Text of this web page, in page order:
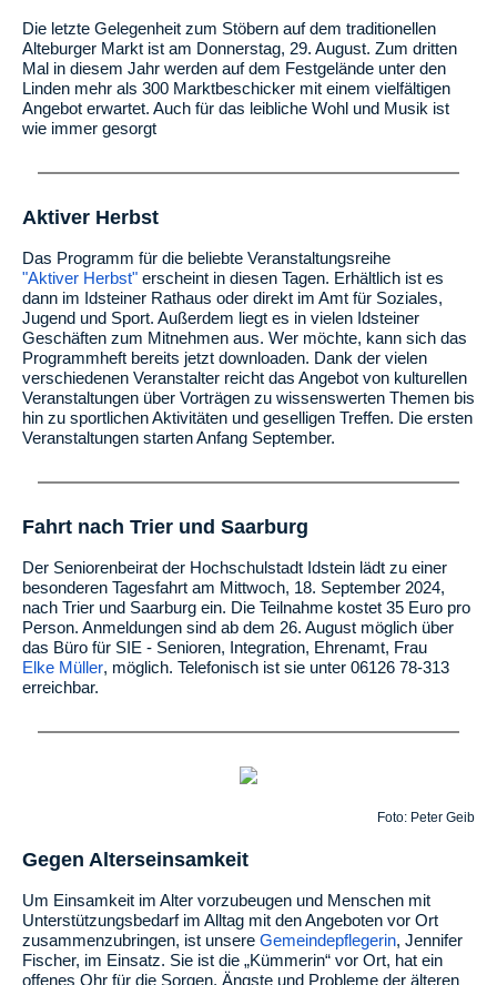
Die letzte Gelegenheit zum Stöbern auf dem traditionellen
Alteburger Markt ist am Donnerstag, 29. August. Zum dritten
Mal in diesem Jahr werden auf dem Festgelände unter den
Linden mehr als 300 Marktbeschicker mit einem vielfältigen
Angebot erwartet. Auch für das leibliche Wohl und Musik ist
wie immer gesorgt
Aktiver Herbst
Das Programm für die beliebte Veranstaltungsreihe
"Aktiver Herbst" erscheint in diesen Tagen. Erhältlich ist es
dann im Idsteiner Rathaus oder direkt im Amt für Soziales,
Jugend und Sport. Außerdem liegt es in vielen Idsteiner
Geschäften zum Mitnehmen aus. Wer möchte, kann sich das
Programmheft bereits jetzt downloaden. Dank der vielen
verschiedenen Veranstalter reicht das Angebot von kulturellen
Veranstaltungen über Vorträgen zu wissenswerten Themen bis
hin zu sportlichen Aktivitäten und geselligen Treffen. Die ersten
Veranstaltungen starten Anfang September.
Fahrt nach Trier und Saarburg
Der Seniorenbeirat der Hochschulstadt Idstein lädt zu einer
besonderen Tagesfahrt am Mittwoch, 18. September 2024,
nach Trier und Saarburg ein. Die Teilnahme kostet 35 Euro pro
Person. Anmeldungen sind ab dem 26. August möglich über
das Büro für SIE - Senioren, Integration, Ehrenamt, Frau
Elke Müller, möglich. Telefonisch ist sie unter 06126 78-313
erreichbar.
Foto: Peter Geib
Gegen Alterseinsamkeit
Um Einsamkeit im Alter vorzubeugen und Menschen mit
Unterstützungsbedarf im Alltag mit den Angeboten vor Ort
zusammenzubringen, ist unsere Gemeindepflegerin, Jennifer
Fischer, im Einsatz. Sie ist die „Kümmerin“ vor Ort, hat ein
offenes Ohr für die Sorgen, Ängste und Probleme der älteren